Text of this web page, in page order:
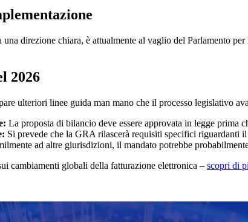
una direzione chiara, è attualmente al vaglio del Parlamento
2026
ulteriori linee guida man mano che il processo legislativo
La proposta di bilancio deve essere approvata in legge prima
Si prevede che la GRA rilascerà requisiti specifici riguardanti
ad altre giurisdizioni, il mandato potrebbe
cambiamenti globali della fatturazione elettronica – scopri di